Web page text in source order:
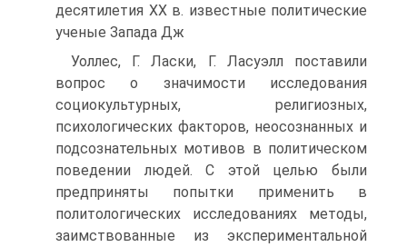
десятилетия XX в. известные политические
ученые Запада Дж
Уоллес, Г. Ласки, Г. Ласуэлл поставили
вопрос о значимости исследования
социокультурных, религиозных,
психологических факторов, неосознанных и
подсознательных мотивов в политическом
поведении людей. С этой целью были
предприняты попытки применить в
политологических исследованиях методы,
заимствованные из экспериментальной